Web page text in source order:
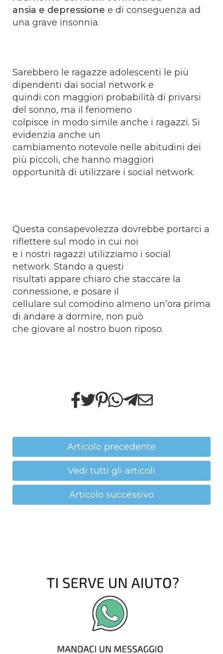
ansia e depressione e di conseguenza ad
una grave insonnia.
Sarebbero le ragazze adolescenti le più
dipendenti dai social network e
quindi con maggiori probabilità di privarsi
del sonno, ma il fenomeno
colpisce in modo simile anche i ragazzi. Si
evidenzia anche un
cambiamento notevole nelle abitudini dei
più piccoli, che hanno maggiori
opportunità di utilizzare i social network.
Questa consapevolezza dovrebbe portarci a
riflettere sul modo in cui noi
e i nostri ragazzi utilizziamo i social
network. Stando a questi
risultati appare chiaro che staccare la
connessione, e posare il
cellulare sul comodino almeno un’ora prima
di andare a dormire, non può
che giovare al nostro buon riposo.
Articolo precedente
Vedi tutti gli articoli
Articolo successivo